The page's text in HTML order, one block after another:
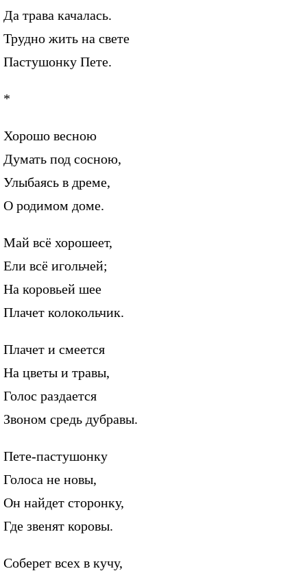
Да трава качалась.
Трудно жить на свете
Пастушонку Пете.
*
Хорошо весною
Думать под сосною,
Улыбаясь в дреме,
О родимом доме.
Май всё хорошеет,
Ели всё игольчей;
На коровьей шее
Плачет колокольчик.
Плачет и смеется
На цветы и травы,
Голос раздается
Звоном средь дубравы.
Пете-пастушонку
Голоса не новы,
Он найдет сторонку,
Где звенят коровы.
Соберет всех в кучу,